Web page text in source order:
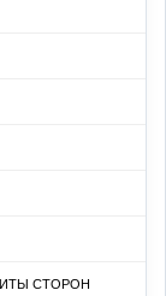
СТОРОН